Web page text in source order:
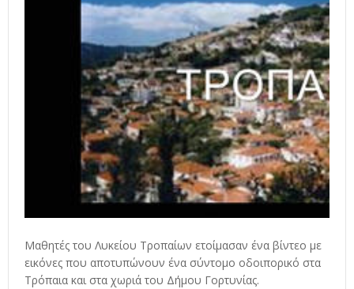
Μαθητές του Λυκείου Τροπαίων ετοίμασαν ένα βίντεο με
εικόνες που αποτυπώνουν ένα σύντομο οδοιπορικό στα
Τρόπαια και στα χωριά του Δήμου Γορτυνίας.